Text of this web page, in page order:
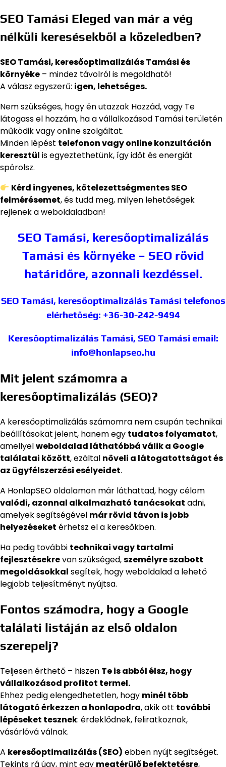
SEO Tamási Eleged van már a vég
nélküli keresésekből a közeledben?
SEO Tamási, keresőoptimalizálás Tamási és
környéke – mindez távolról is megoldható!
A válasz egyszerű: igen, lehetséges.
Nem szükséges, hogy én utazzak Hozzád, vagy Te
látogass el hozzám, ha a vállalkozásod Tamási területén
működik vagy online szolgáltat.
Minden lépést telefonon vagy online konzultáción
keresztül is egyeztethetünk, így időt és energiát
spórolsz.
Kérd ingyenes, kötelezettségmentes SEO
felmérésemet, és tudd meg, milyen lehetőségek
rejlenek a weboldaladban!
SEO Tamási, keresőoptimalizálás
Tamási és környéke – SEO rövid
határidőre, azonnali kezdéssel.
SEO Tamási, keresőoptimalizálás Tamási telefonos
elérhetőség: +36-30-242-9494
Keresőoptimalizálás Tamási, SEO Tamási email:
info@honlapseo.hu
Mit jelent számomra a
keresőoptimalizálás (SEO)?
A keresőoptimalizálás számomra nem csupán technikai
beállításokat jelent, hanem egy tudatos folyamatot,
amellyelweboldalad láthatóbbá válik a Google
találatai között, ezáltal növeli a látogatottságot és
az ügyfélszerzési esélyeidet.
A HonlapSEO oldalamon már láthattad, hogy célom
valódi, azonnal alkalmazható tanácsokat adni,
amelyek segítségével már rövid távon is jobb
helyezéseket érhetsz el a keresőkben.
Ha pedig további technikai vagy tartalmi
fejlesztésekrevan szükséged,személyre szabott
megoldásokkal segítek, hogy weboldalad a lehető
legjobb teljesítményt nyújtsa.
Fontos számodra, hogy a Google
találati listáján az első oldalon
szerepelj?
Teljesen érthető – hiszen Te is abból élsz, hogy
vállalkozásod profitot termel.
Ehhez pedig elengedhetetlen, hogy minél több
látogató érkezzen a honlapodra, akik ott további
lépéseket tesznek: érdeklődnek, feliratkoznak,
vásárlóvá válnak.
A keresőoptimalizálás (SEO) ebben nyújt segítséget.
Tekints rá úgy, mint egy megtérülő befektetésre,